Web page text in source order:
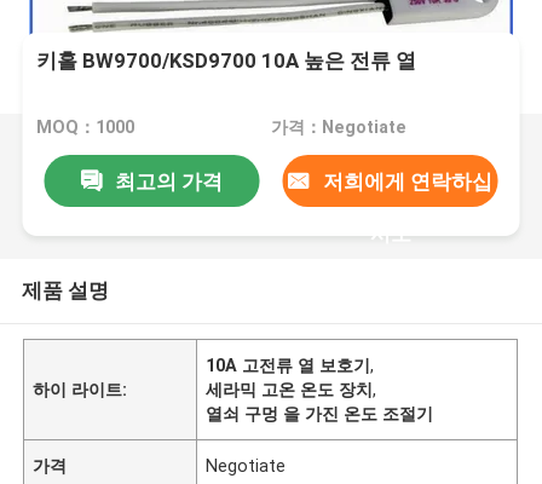
키홀 BW9700/KSD9700 10A 높은 전류 열
MOQ：1000 가격：Negotiate
최고의 가격 저희에게 연락하십
시오
제품 설명
하이 라이트:
10A 고전류 열 보호기,
세라믹 고온 온도 장치,
열쇠 구멍 을 가진 온도 조절기
가격 Negotiate